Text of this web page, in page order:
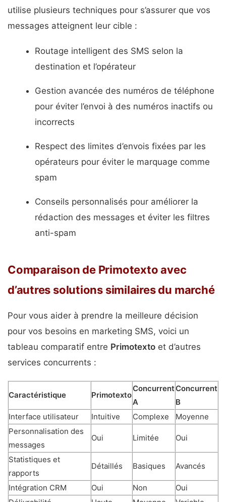
utilise plusieurs techniques pour s’assurer que vos
messages atteignent leur cible :
Routage intelligent des SMS selon la
destination et l’opérateur
Gestion avancée des numéros de téléphone
pour éviter l’envoi à des numéros inactifs ou
incorrects
Respect des limites d’envois fixées par les
opérateurs pour éviter le marquage comme
spam
Conseils personnalisés pour améliorer la
rédaction des messages et éviter les filtres
anti-spam
Comparaison de Primotexto avec
d’autres solutions similaires du marché
Pour vous aider à prendre la meilleure décision
pour vos besoins en marketing SMS, voici un
tableau comparatif entre Primotexto et d’autres
services concurrents :
Caractéristique Primotexto
Concurrent
A
Concurrent
B
Interface utilisateur
Intuitive Complexe
Moyenne
Personnalisation des
messages
Oui Limitée Oui
Statistiques et
rapports
Détaillés Basiques Avancés
Intégration CRM Oui Non
Oui